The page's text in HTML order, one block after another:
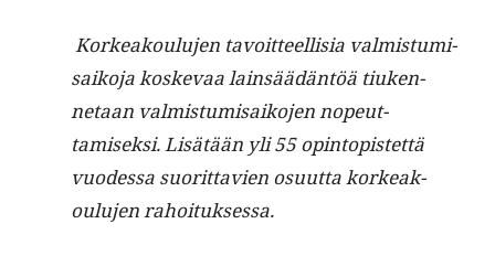
Korkeak­oulu­jen tavoit­teel­lisia valmis­tu­mi­
saiko­ja koske­vaa lain­säädän­töä tiuken­
netaan valmis­tu­mi­saiko­jen nopeut­
tamisek­si. Lisätään yli 55 opin­topis­tet­tä
vuodessa suorit­tavien osu­ut­ta korkeak­
oulu­jen rahoituksessa.